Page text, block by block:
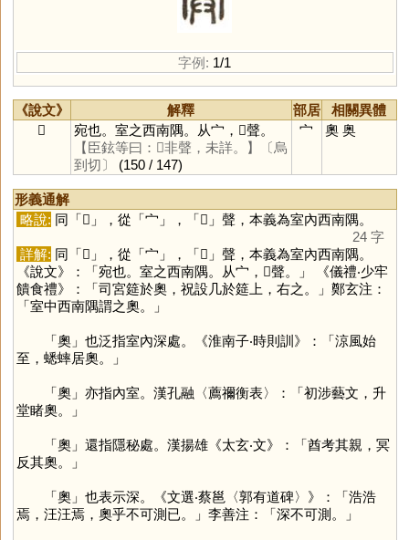
字例: 1/1
《說文》 解釋 部居
相關異體
𡪃
宛也。室之西南隅。从宀，𢍏聲。
【臣鉉等曰：𢍏非聲，未詳。】
〔烏
到切〕
(150 / 147)
宀 奧 奥
形義通解
略說: 同「𡪃 」，從「宀 」，「𢍏 」聲，本義為室內西南隅。
24 字
詳解: 同「𡪃 」，從「宀 」，「𢍏 」聲，本義為室內西南隅。
《說文》：「宛也。室之西南隅。从宀，𢍏聲。」 《儀禮‧少牢
饋食禮》：「司宮筵於奧，祝設几於筵上，右之。」鄭玄注：
「室中西南隅謂之奧。」
「奧」也泛指室內深處。《淮南子‧時則訓》：「涼風始
至，蟋蟀居奧。」
「奧」亦指內室。漢孔融〈薦禰衡表〉：「初涉藝文，升
堂睹奧。」
「奧」還指隱秘處。漢揚雄《太玄‧文》：「酋考其親，冥
反其奧。」
「奧」也表示深。《文選‧蔡邕〈郭有道碑〉》：「浩浩
焉，汪汪焉，奧乎不可測已。」李善注：「深不可測。」